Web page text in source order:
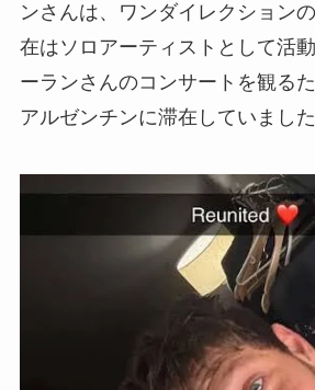
ンさんは、ワンダイレクション
在はソロアーティストとして活
ーランさんのコンサートを観る
アルゼンチンに滞在していました